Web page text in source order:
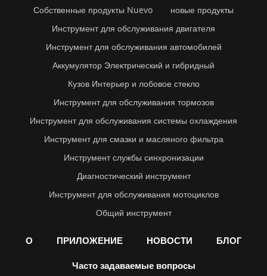
Собственные продукты Nuevo
новые продукты
Инструмент для обслуживания двигателя
Инструмент для обслуживания автомобилей
Аккумулятор Электрический и гибридный
Кузов Интерьер и лобовое стекло
Инструмент для обслуживания тормозов
Инструмент для обслуживания системы охлаждения
Инструмент для смазки и масляного фильтра
Инструмент службы синхронизации
Диагностический инструмент
Инструмент для обслуживания мотоциклов
Общий инструмент
О ПРИЛОЖЕНИЕ НОВОСТИ БЛОГ
Часто задаваемые вопросы